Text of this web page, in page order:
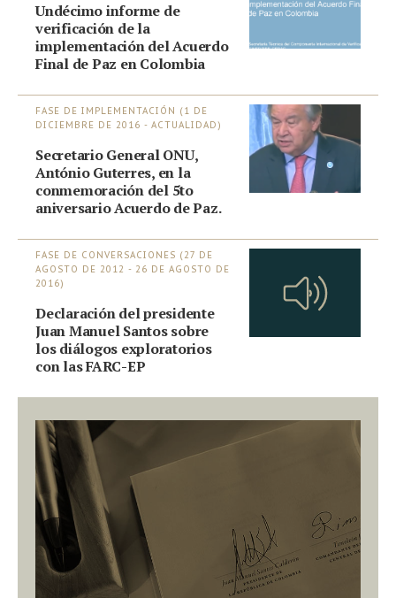
Undécimo informe de
verificación de la
implementación del Acuerdo
Final de Paz en Colombia
FASE DE IMPLEMENTACIÓN (1 DE
DICIEMBRE DE 2016 - ACTUALIDAD)
Secretario General ONU,
António Guterres, en la
conmemoración del 5to
aniversario Acuerdo de Paz.
FASE DE CONVERSACIONES (27 DE
AGOSTO DE 2012 - 26 DE AGOSTO DE
2016)
Declaración del presidente
Juan Manuel Santos sobre
los diálogos exploratorios
con las FARC-EP